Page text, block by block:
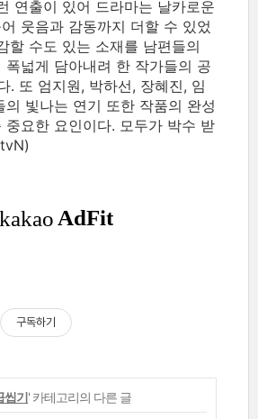
연출이 있어 드라마는 날카로운
웃음과 감동까지 더할 수 있었
할 수도 있는 소재를 남편들의
폭넓게 담아내려 한 작가들의 공
. 또 엄지원, 박하선, 장혜진, 임
의 빛나는 연기 또한 작품의 완성
중요한 요인이다. 모두가 박수 받
구독하기
씹기' 카테고리의 다른 글